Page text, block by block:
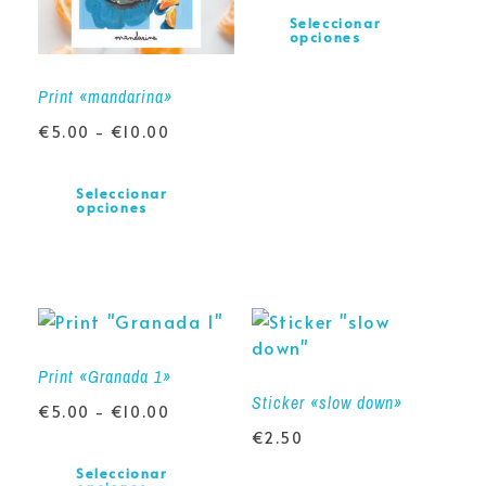
Print «mandarina»
€5.00 - €10.00
Seleccionar
opciones
Seleccionar
opciones
Print «Granada 1»
€5.00 - €10.00
Seleccionar
Sticker «slow down»
€2.50